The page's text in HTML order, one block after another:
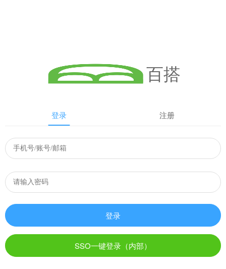
百搭
登录 注册
登录
SSO一键登录（内部）